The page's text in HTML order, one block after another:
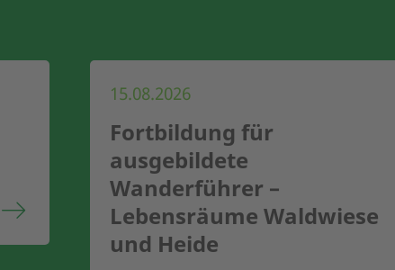
15.08.2026
Fortbildung für
ausgebildete
Wanderführer –
Lebensräume Waldwiese
und Heide